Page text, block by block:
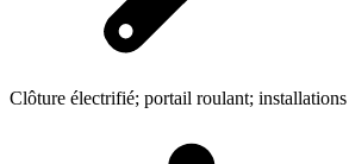
Clôture électrifié; portail roulant;